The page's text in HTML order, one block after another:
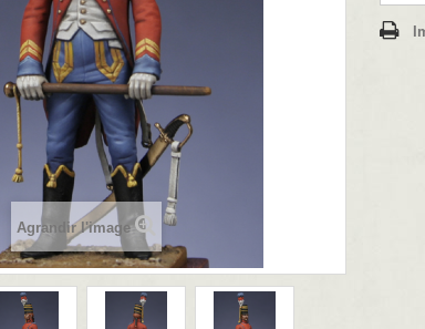
Agrandir l'image